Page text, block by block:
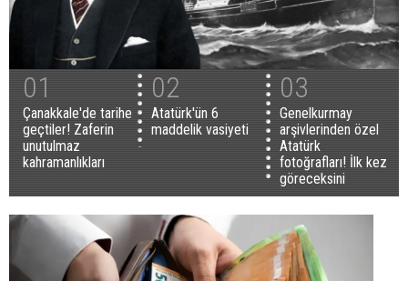
01
Çanakkale'de tarihe
geçtiler! Zaferin
unutulmaz
kahramanlıkları
02
Atatürk'ün 6
maddelik vasiyeti
03
Genelkurmay
arşivlerinden özel
Atatürk
fotoğrafları! İlk kez
göreceksini